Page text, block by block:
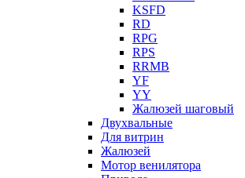
KSFD
RD
RPG
RPS
RRMB
YF
YY
Жалюзей шаговый
Двухвальные
Для витрин
Жалюзей
Мотор венилятора